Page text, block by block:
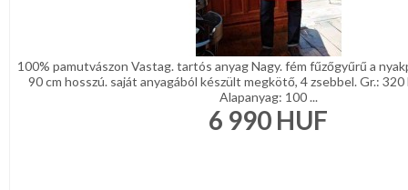
100% pamutvászon Vastag. tartós anyag Nagy. fém fűzőgyűrű a
90 cm hosszú. saját anyagából készült megkötő, 4 zsebbel. Gr.:
Alapanyag: 100 ...
6 990 HUF